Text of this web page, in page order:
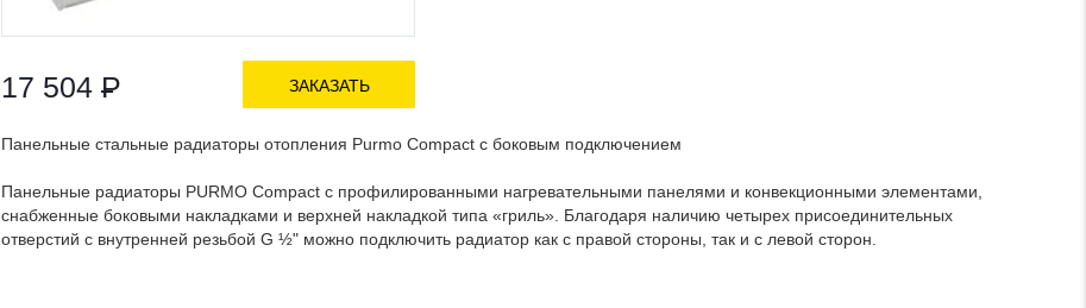
17 504 Р ЗАКАЗАТЬ
Панельные стальные радиаторы отопления Purmo Compact с боковым подключением
Панельные радиаторы PURMO Compact с профилированными нагревательными панелями и конвекционными элементами,
снабженные боковыми накладками и верхней накладкой типа «гриль». Благодаря наличию четырех присоединительных
отверстий с внутренней резьбой G ½" можно подключить радиатор как с правой стороны, так и с левой сторон.